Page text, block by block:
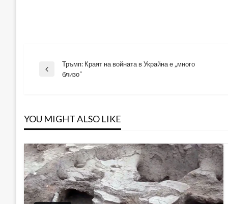
Навигация
Previous
Тръмп: Краят на войната в Украйна е „много
близо“
YOU MIGHT ALSO LIKE